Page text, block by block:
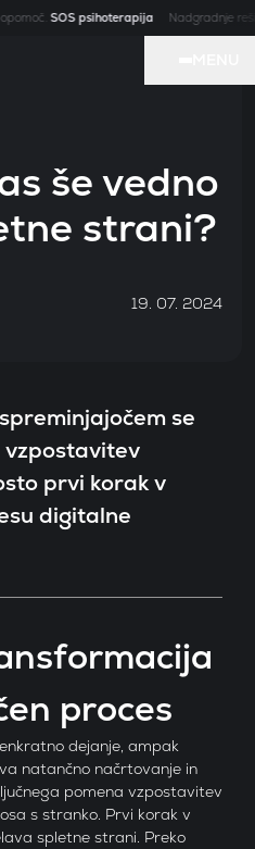
SOS psihoterapija Nadgradnje
Blog
Oglasi
še vedno
strani?
19. 07. 2024
se
prvi korak v
digitalne
proces
dejanje, ampak
natančno načrtovanje in
pomena vzpostavitev
s stranko. Prvi korak v
spletne strani. Preko